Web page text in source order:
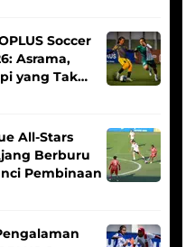
Soccer
Asrama,
yang Tak
All-Stars
Berburu
Pembinaan